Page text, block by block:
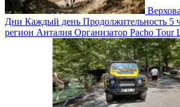
Дни Каждый день Продолжительность 5
регион Анталия Организатор Pacho Tour